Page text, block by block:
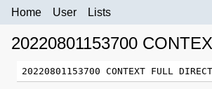
Home User Lists
20220801153700